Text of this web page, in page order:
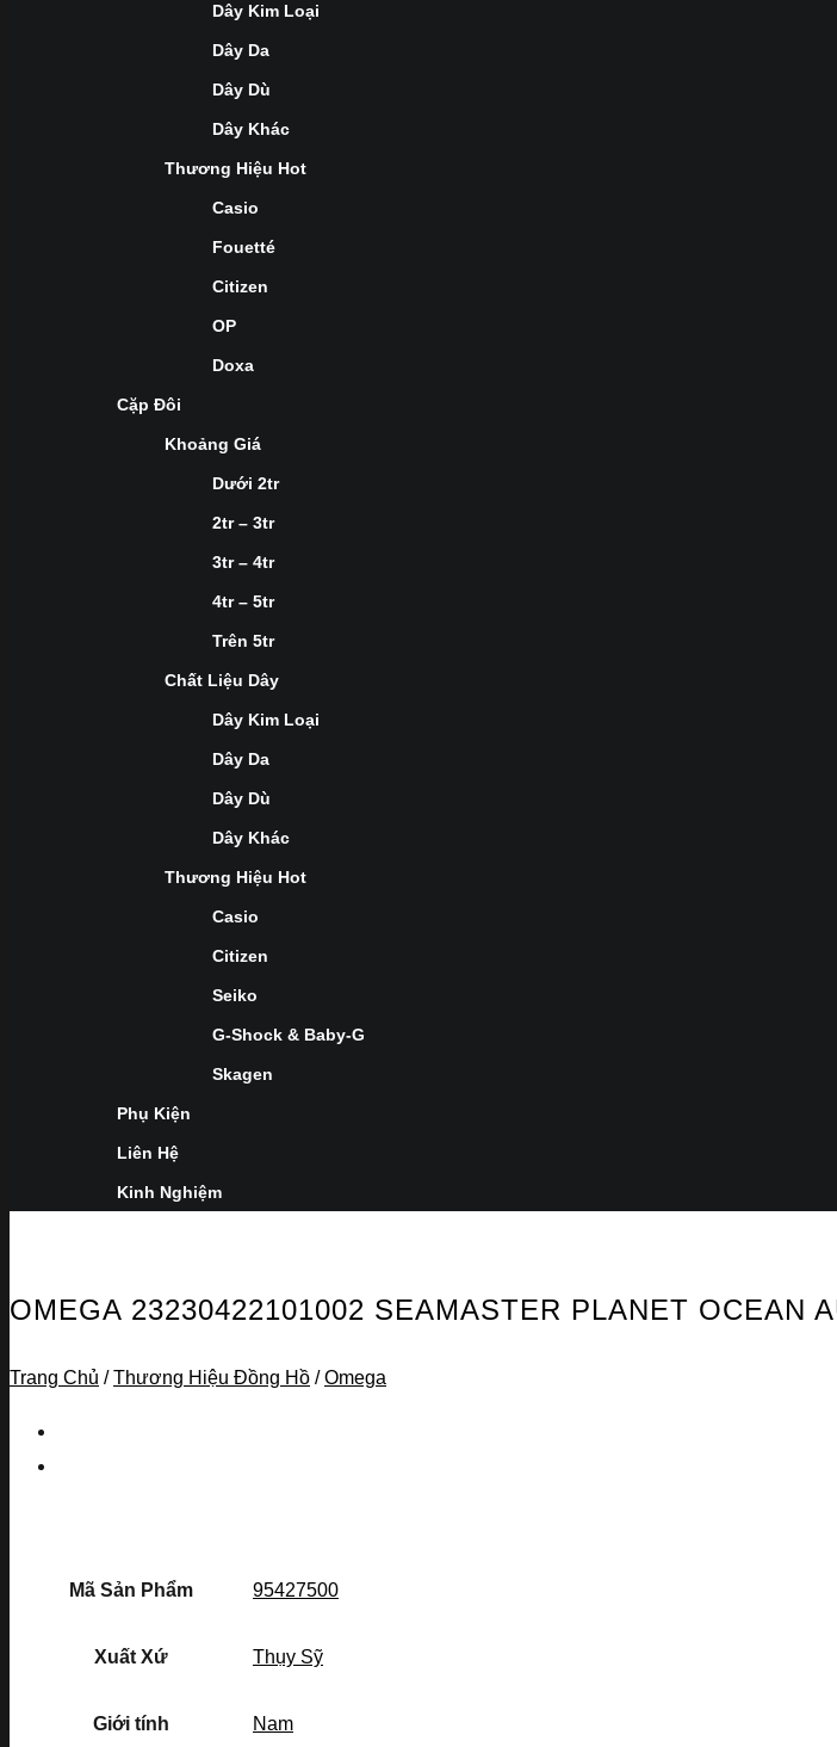
Dây Kim Loại
Dây Da
Dây Dù
Dây Khác
Thương Hiệu Hot
Casio
Fouetté
Citizen
OP
Doxa
Cặp Đôi
Khoảng Giá
Dưới 2tr
2tr – 3tr
3tr – 4tr
4tr – 5tr
Trên 5tr
Chất Liệu Dây
Dây Kim Loại
Dây Da
Dây Dù
Dây Khác
Thương Hiệu Hot
Casio
Citizen
Seiko
G-Shock & Baby-G
Skagen
Phụ Kiện
Liên Hệ
Kinh Nghiệm
OMEGA 23230422101002 SEAMASTER PLANET OCEAN
Trang Chủ / Thương Hiệu Đồng Hồ / Omega
Mã Sản Phẩm 95427500
Xuất Xứ Thụy Sỹ
Giới tính Nam